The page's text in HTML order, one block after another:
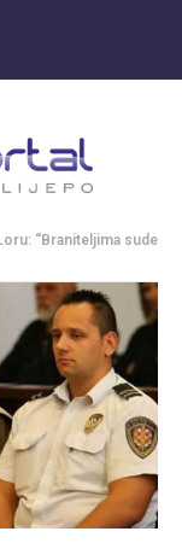
“Braniteljima sude